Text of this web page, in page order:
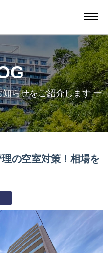
らせをご紹介します ー
の空室対策！相場を